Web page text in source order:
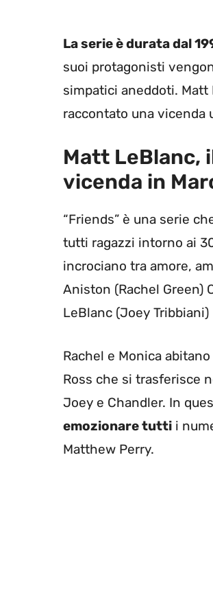
La serie è durata dal
suoi protagonisti
simpatici aneddoti.
raccontato una vicenda
Matt LeBlanc,
vicenda in
“Friends” è una serie
tutti ragazzi intorno ai
incrociano tra amore,
Aniston (Rachel Green)
LeBlanc (Joey
Rachel e Monica
Ross che si trasferisce
Joey e Chandler. In
emozionare tutti i
Matthew Perry.